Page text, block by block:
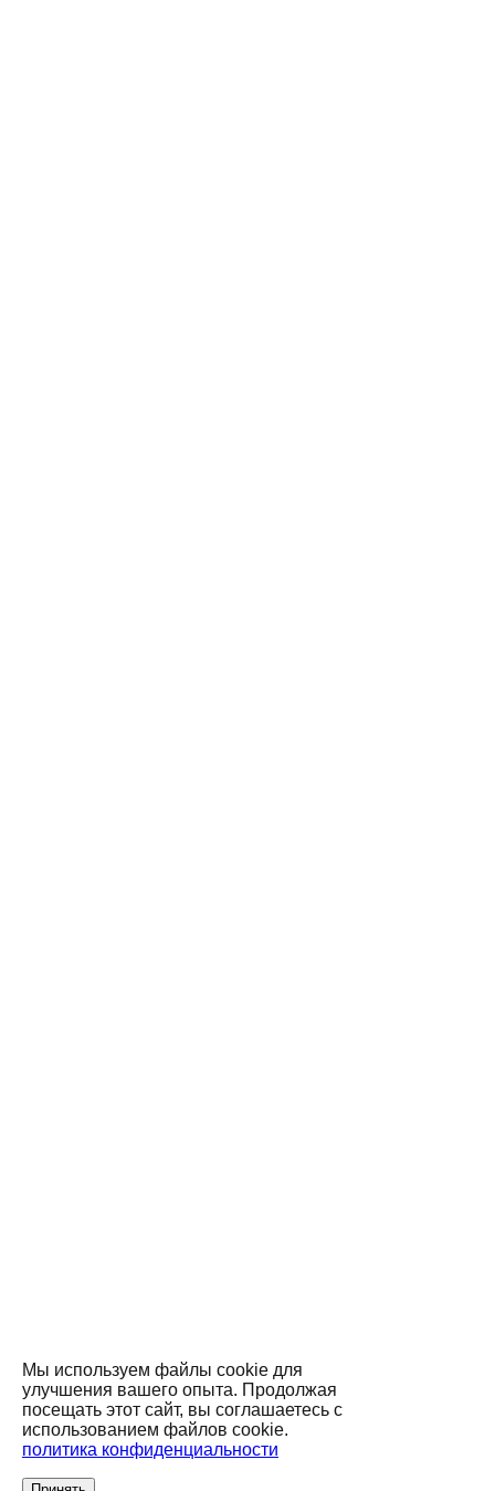
Мы используем файлы cookie для
улучшения вашего опыта. Продолжая
посещать этот сайт, вы соглашаетесь с
использованием файлов cookie.
политика конфиденциальности